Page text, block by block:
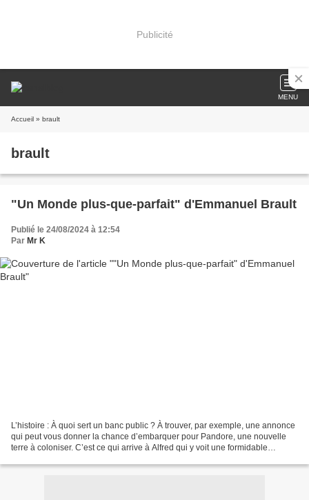
Publicité
MENU
Accueil » brault
brault
"Un Monde plus-que-parfait" d'Emmanuel Brault
Publié le 24/08/2024 à 12:54
Par Mr K
L’histoire : À quoi sert un banc public ? À trouver, par exemple, une annonce
qui peut vous donner la chance d’embarquer pour Pandore, une nouvelle
terre à coloniser. C’est ce qui arrive à Alfred qui y voit une formidable